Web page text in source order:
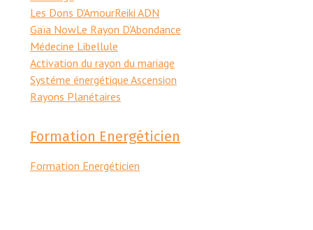
Les Dons D'AmourReiki ADN
Gaïa NowLe Rayon D'Abondance
Médecine Libellule
Activation du rayon du mariage
Systéme énergétique Ascension
Rayons Planétaires
Formation Energéticien
Formation Energéticien